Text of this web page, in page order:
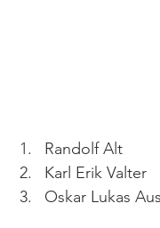
Randolf Alt
Karl Erik Valter
Oskar Lukas